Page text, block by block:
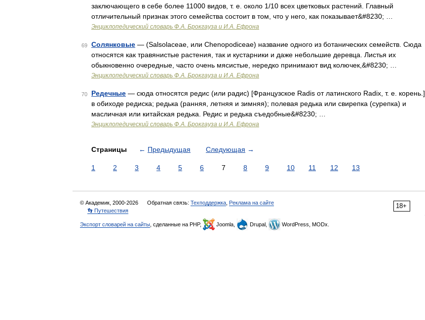
заключающего в себе более 11000 видов, т. е. около 1/10 всех цветковых растений. Главный
отличительный признак этого семейства состоит в том, что у него, как показывает&#8230; …
Энциклопедический словарь Ф.А. Брокгауза и И.А. Ефрона
69 Солянковые — (Salsolaceae, или Chenopodiceae) название одного из ботанических семейств. Сюда
относятся как травянистые растения, так и кустарники и даже небольшие деревца. Листья их
обыкновенно очередные, часто очень мясистые, нередко принимают вид колючек,&#8230; …
Энциклопедический словарь Ф.А. Брокгауза и И.А. Ефрона
70 Редечные — сюда относятся редис (или радис) [Французское Radis от латинского Radix, т. е. корень.],
в обиходе редиска; редька (ранняя, летняя и зимняя); полевая редька или свирепка (сурепка) и
масличная или китайская редька. Редис и редька съедобные&#8230; …
Энциклопедический словарь Ф.А. Брокгауза и И.А. Ефрона
Страницы ← Предыдущая Следующая →
1 2 3 4 5 6 7 8 9 10 11 12 13
18+
© Академик, 2000-2026 Обратная связь: Техподдержка Реклама на сайте
👣 Путешествия
Экспорт словарей на сайты , сделанные на PHP, Joomla, Drupal, WordPress, MODx.